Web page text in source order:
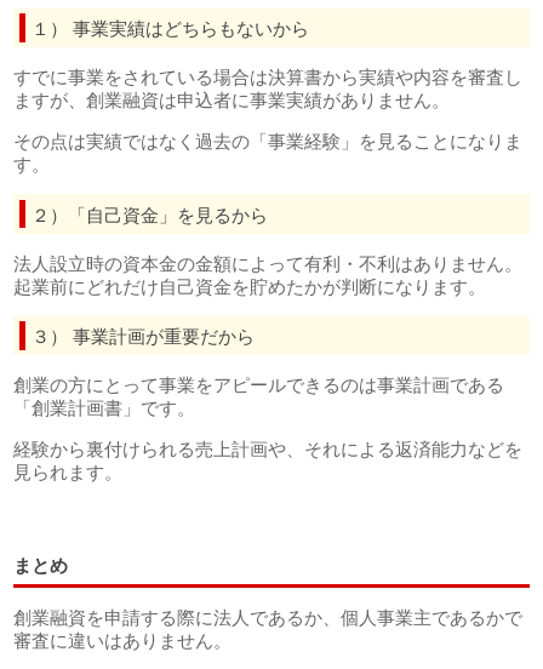
１） 事業実績はどちらもないから
すでに事業をされている場合は決算書から実績や内容を審査し
ますが、創業融資は申込者に事業実績がありません。
その点は実績ではなく過去の「事業経験」を見ることになりま
す。
２）「自己資金」を見るから
法人設立時の資本金の金額によって有利・不利はありません。
起業前にどれだけ自己資金を貯めたかが判断になります。
３） 事業計画が重要だから
創業の方にとって事業をアピールできるのは事業計画である
「創業計画書」です。
経験から裏付けられる売上計画や、それによる返済能力などを
見られます。
まとめ
創業融資を申請する際に法人であるか、個人事業主であるかで
審査に違いはありません。